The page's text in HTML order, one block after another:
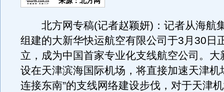
北方网专稿(记者赵颖妍)：记者从海航
组建的大新华快运航空有限公司于3月30日
立，成为中国首家专业化支线航空公司。大
设在天津滨海国际机场，将直接加速天津机
连接东南”的支线网络建设步伐，对于天津